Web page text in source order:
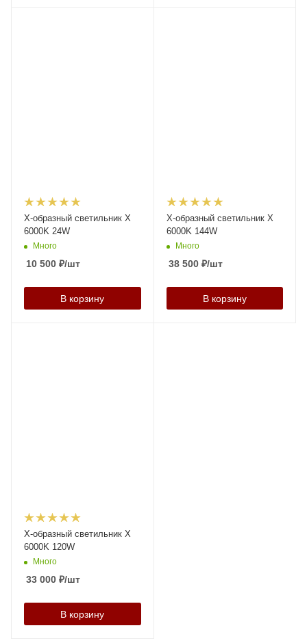
X-образный светильник X
6000K 24W
Много
10 500 ₽/шт
В корзину
X-образный светильник X
6000K 144W
Много
38 500₽/шт
В корзину
X-образный светильник X
6000K 120W
Много
33 000 ₽/шт
В корзину